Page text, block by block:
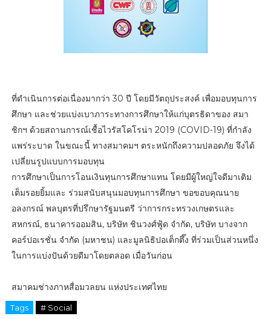
ที่ดำเนินการต่อเนื่องมากว่า 30 ปี โดยมีวัตถุประสงค์ เพื่อมอบทุนการ
ศึกษา และช่วยแบ่งเบาภาระทางการศึกษาให้แก่บุตรธิดาของ สมา
ชิกฯ ด้วยสถานการณ์เชื้อไวรัสโคโรน่า 2019 (COVID-19) ที่กำลัง
แพร่ระบาด ในขณะนี้ ทางสมาคมฯ ตระหนักถึงความปลอดภัย จึงได้
เปลี่ยนรูปแบบการมอบทุน
การศึกษาเป็นการโอนเงินทุนการศึกษาแทน โดยมีผู้ใหญ่ใจดีมาเติม
เต็มรอยยิ้มและ ร่วมสนับสนุนมอบทุนการศึกษา ขอขอบคุณนาย
อลงกรณ์ พลบุตรที่ปรึกษารัฐมนตรี ว่าการกระทรวงเกษตรและ
สหกรณ์, ธนาคารออมสิน, บริษัท ชินวงศ์ฟู้ด จำกัด, บริษัท บางจาก
คอร์ปอเรชั่น จำกัด (มหาชน) และมูลนิธิปอเต็กตึ๊ง ที่ร่วมเป็นส่วนหนึ่ง
ในการแบ่งปันด้วยดีมาโดยตลอด เมื่อวันก่อน
สมาคมช่างภาหสื่อมวลยน แห่งประเทศไทย
Tags # Social